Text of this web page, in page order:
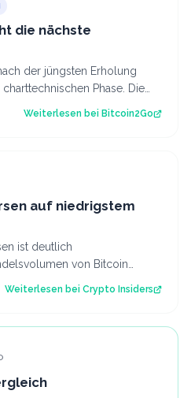
die nächste
der jüngsten Erholung
Phase. Die
Weiterlesen bei Bitcoin2Go
auf niedrigstem
ist deutlich
von Bitcoin
einem ähnlichen Niveau w…
Weiterlesen bei Crypto Insiders